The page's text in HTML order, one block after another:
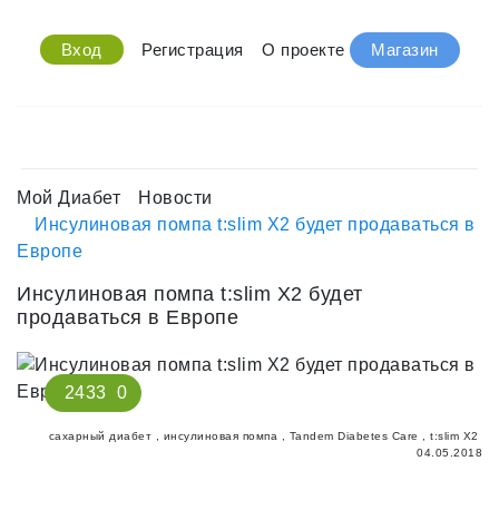
Вход Регистрация О проекте Магазин
Мой Диабет
Новости
Инсулиновая помпа t:slim X2 будет продаваться в
Европе
Инсулиновая помпа t:slim X2 будет
продаваться в Европе
2433 0
сахарный диабет инсулиновая помпа Tandem Diabetes Care
t:slim X2
04.05.2018